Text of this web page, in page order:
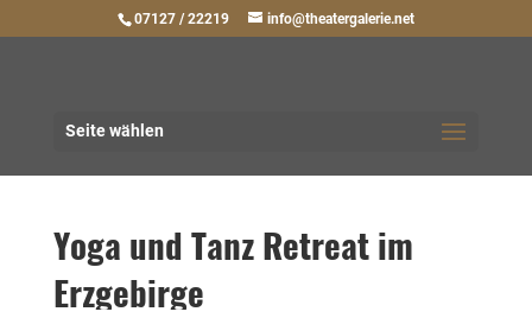
07127 / 22219 info@theatergalerie.net
Seite wählen
Yoga und Tanz Retreat im
Erzgebirge